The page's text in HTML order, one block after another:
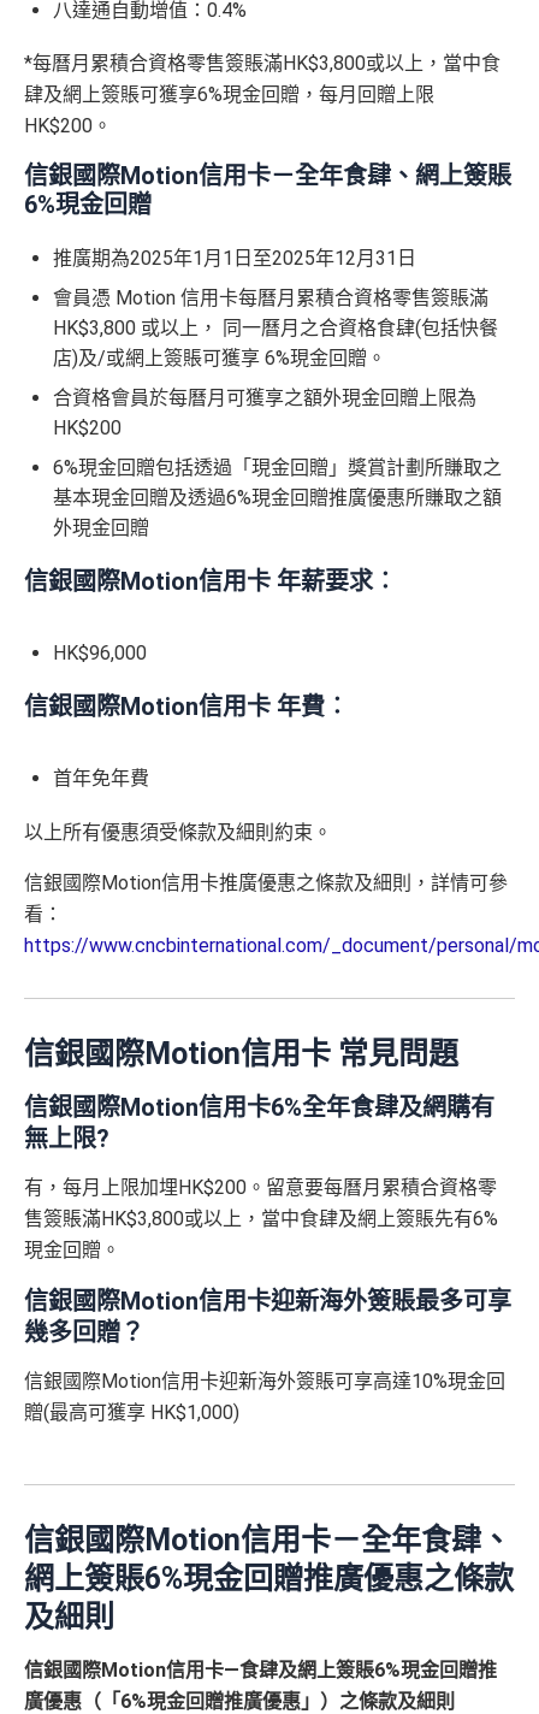
八達通自動增值： 0.4%
*每曆月累積合資格零售簽賬滿HK$3,800或以上，當中食
肆及網上簽賬可獲享6%現金回贈，每月回贈上限
HK$200。
信銀國際Motion信用卡－全年食肆、網上簽賬
6%現金回贈
推廣期為2025年1月1日至2025年12月31日
會員憑 Motion 信用卡每曆月累積合資格零售簽賬滿
HK$3,800 或以上， 同一曆月之合資格食肆(包括快餐
店)及/或網上簽賬可獲享 6%現金回贈。
合資格會員於每曆月可獲享之額外現金回贈上限為
HK$200
6%現金回贈包括透過「現金回贈」獎賞計劃所賺取之
基本現金回贈及透過6%現金回贈推廣優惠所賺取之額
外現金回贈
信銀國際Motion信用卡 年薪要求︰
HK$96,000
信銀國際Motion信用卡 年費︰
首年免年費
以上所有優惠須受條款及細則約束。
信銀國際Motion信用卡推廣優惠之條款及細則，詳情可參
看：
https://www.cncbinternational.com/_document/personal/
信銀國際Motion信用卡 常見問題
信銀國際Motion信用卡6%全年食肆及網購有
無上限?
有，每月上限加埋HK$200。留意要每曆月累積合資格零
售簽賬滿HK$3,800或以上，當中食肆及網上簽賬先有6%
現金回贈。
信銀國際Motion信用卡迎新海外簽賬最多可享
幾多回贈？
信銀國際Motion信用卡迎新海外簽賬可享高達10%現金回
贈(最高可獲享 HK$1,000)
信銀國際Motion信用卡－全年食肆、
網上簽賬6%現金回贈推廣優惠之條款
及細則
信銀國際Motion信用卡—食肆及網上簽賬6%現金回贈推
廣優惠（「6%現金回贈推廣優惠」）之條款及細則